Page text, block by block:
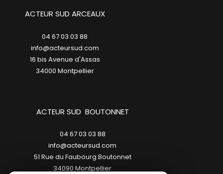
ACTEUR SUD ARCEAUX
04 67 03 03 88
info@acteursud.com
16 bis Avenue d'Assas
34000
montpellier
ACTEUR SUD BOUTONNET
04 67 03 03 88
info@acteursud.com
51 Rue du Faubourg Boutonnet
34090 montpellier